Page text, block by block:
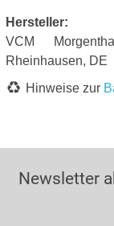
Hersteller:
VCM
Rheinhausen, DE
Hinweise zur
Newsletter